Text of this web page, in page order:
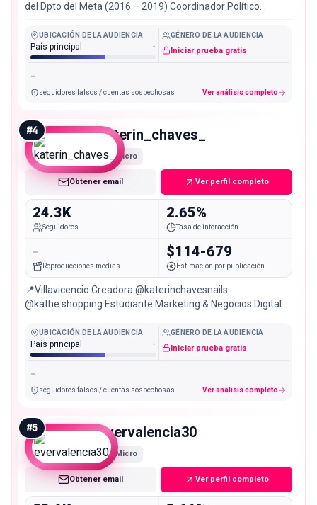
del Dpto del Meta (2016 – 2019) Coordinador Político
UBICACIÓN DE LA AUDIENCIA
País principal -
GÉNERO DE LA AUDIENCIA
Iniciar prueba gratis
-
seguidores falsos / cuentas sospechosas Ver análisis completo
#4 katerin_chaves_
Micro
Obtener email Ver perfil completo
24.3K
Seguidores
2.65%
Tasa de interacción
-
Reproducciones medias
$114-679
Estimación por publicación
📍Villavicencio Creadora @katerinchavesnails
@kathe.shopping Estudiante Marketing & Negocios Digitales
UBICACIÓN DE LA AUDIENCIA
País principal -
GÉNERO DE LA AUDIENCIA
Iniciar prueba gratis
-
seguidores falsos / cuentas sospechosas Ver análisis completo
#5 evervalencia30
Micro
Obtener email Ver perfil completo